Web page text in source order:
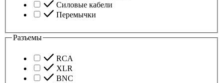
Силовые кабели
Перемычки
Разъемы
RCA
XLR
BNC